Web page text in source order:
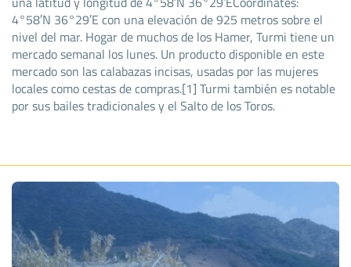
4°58′N 36°29′E con una elevación de 925 metros sobre el
nivel del mar. Hogar de muchos de los Hamer, Turmi tiene un
mercado semanal los lunes. Un producto disponible en este
mercado son las calabazas incisas, usadas por las mujeres
locales como cestas de compras.[1] Turmi también es notable
por sus bailes tradicionales y el Salto de los Toros.